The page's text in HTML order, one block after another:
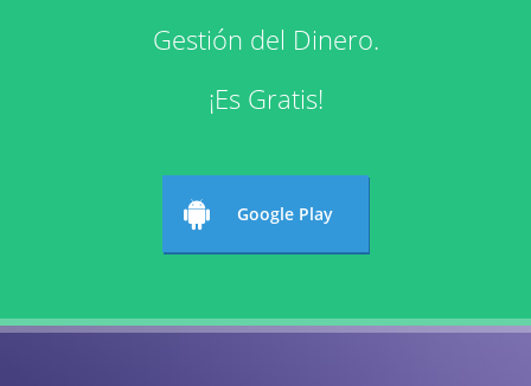
Gestión del Dinero.
¡Es Gratis!
Google Play